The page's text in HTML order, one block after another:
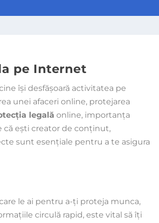
pe Internet
își desfășoară activitatea pe
unei afaceri online, protejarea
legală online, importanța
că ești creator de conținut,
sunt esențiale pentru a te asigura
le ai pentru a-ți proteja munca,
circulă rapid, este vital să îți